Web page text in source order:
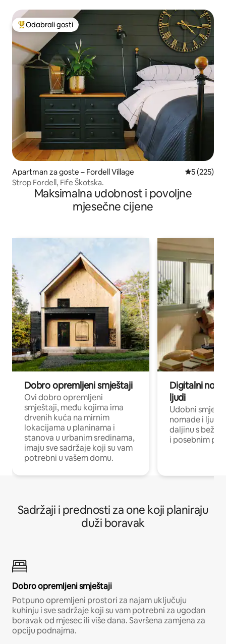
Među najviše rangiranima s oznakom „Odabrali gosti”
Odabrali gosti
Apartman za goste – Fordell Village Prosječna
5 (225)
Strop Fordell, Fife Škotska.
Maksimalna udobnost i povoljne
mjesečne cijene
Dobro opremljeni smještaji
Ovi dobro opremljeni
smještaji, među kojima ima
drvenih kuća na mirnim
lokacijama u planinama i
stanova u urbanim sredinama,
imaju sve sadržaje koji su vam
potrebni u vašem domu.
Digitalni
ljudi
Udobni
nomade i ljude
daljinu s
i posebnim
Sadržaji i prednosti za one koji planiraju
duži boravak
Dobro opremljeni smještaji
Potpuno opremljeni prostori za najam uključuju
kuhinju i sve sadržaje koji su vam potrebni za ugodan
boravak od mjesec ili više dana. Savršena zamjena za
opciju podnajma.